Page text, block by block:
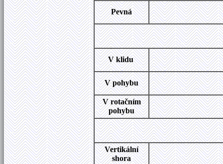
Pevná
V klidu
V pohybu
V rotačním
pohybu
Vertikální
shora